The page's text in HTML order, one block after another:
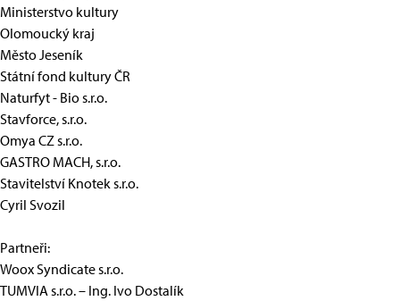
Ministerstvo kultury
Olomoucký kraj
Město Jeseník
Státní fond kultury ČR
Naturfyt - Bio s.r.o.
Stavforce, s.r.o.
Omya CZ s.r.o.
GASTRO MACH, s.r.o.
Stavitelství Knotek s.r.o.
Cyril Svozil
Partneři:
Woox Syndicate s.r.o.
TUMVIA s.r.o. – Ing. Ivo Dostalík